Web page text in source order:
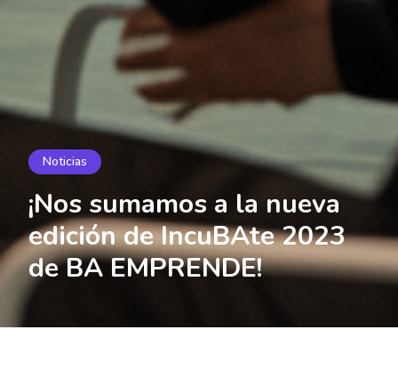
Noticias
¡Nos sumamos a la nueva
edición de IncuBAte 2023
de BA EMPRENDE!